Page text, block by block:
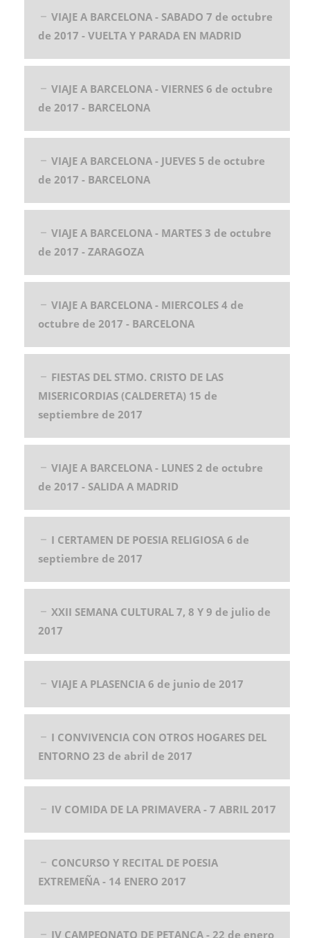
VIAJE A BARCELONA - SABADO 7 de octubre
de 2017 - VUELTA Y PARADA EN MADRID
VIAJE A BARCELONA - VIERNES 6 de octubre
de 2017 - BARCELONA
VIAJE A BARCELONA - JUEVES 5 de octubre
de 2017 - BARCELONA
VIAJE A BARCELONA - MARTES 3 de octubre
de 2017 - ZARAGOZA
VIAJE A BARCELONA - MIERCOLES 4 de
octubre de 2017 - BARCELONA
FIESTAS DEL STMO. CRISTO DE LAS
MISERICORDIAS (CALDERETA) 15 de
septiembre de 2017
VIAJE A BARCELONA - LUNES 2 de octubre
de 2017 - SALIDA A MADRID
I CERTAMEN DE POESIA RELIGIOSA 6 de
septiembre de 2017
XXII SEMANA CULTURAL 7, 8 Y 9 de julio de
2017
VIAJE A PLASENCIA 6 de junio de 2017
I CONVIVENCIA CON OTROS HOGARES DEL
ENTORNO 23 de abril de 2017
IV COMIDA DE LA PRIMAVERA - 7 ABRIL 2017
CONCURSO Y RECITAL DE POESIA
EXTREMEÑA - 14 ENERO 2017
IV CAMPEONATO DE PETANCA - 22 de enero